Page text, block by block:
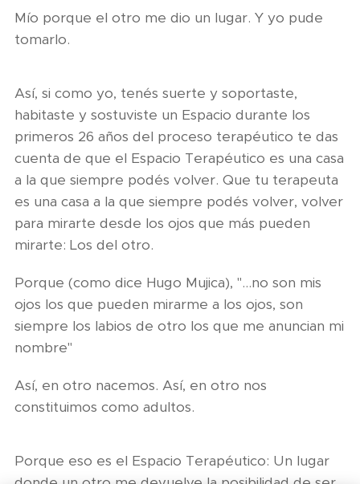
Mío porque el otro me dio un lugar. Y yo pude
tomarlo.
Así, si como yo, tenés suerte y soportaste,
habitaste y sostuviste un Espacio durante los
primeros 26 años del proceso terapéutico te das
cuenta de que el Espacio Terapéutico es una casa
a la que siempre podés volver. Que tu terapeuta
es una casa a la que siempre podés volver, volver
para mirarte desde los ojos que más pueden
mirarte: Los del otro.
Porque (como dice Hugo Mujica), "…no son mis
ojos los que pueden mirarme a los ojos, son
siempre los labios de otro los que me anuncian mi
nombre"
Así, en otro nacemos. Así, en otro nos
constituimos como adultos.
Porque eso es el Espacio Terapéutico: Un lugar